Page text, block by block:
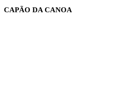
Ir
CAPÃO DA CANOA